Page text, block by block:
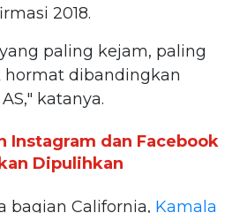
2018.
paling kejam, paling
dibandingkan
katanya.
Instagram dan Facebook
Dipulihkan
bagian California, Kamala